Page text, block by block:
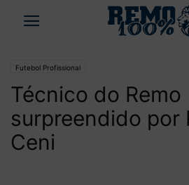
Futebol Profissional
Técnico do Remo
surpreendido por
Ceni